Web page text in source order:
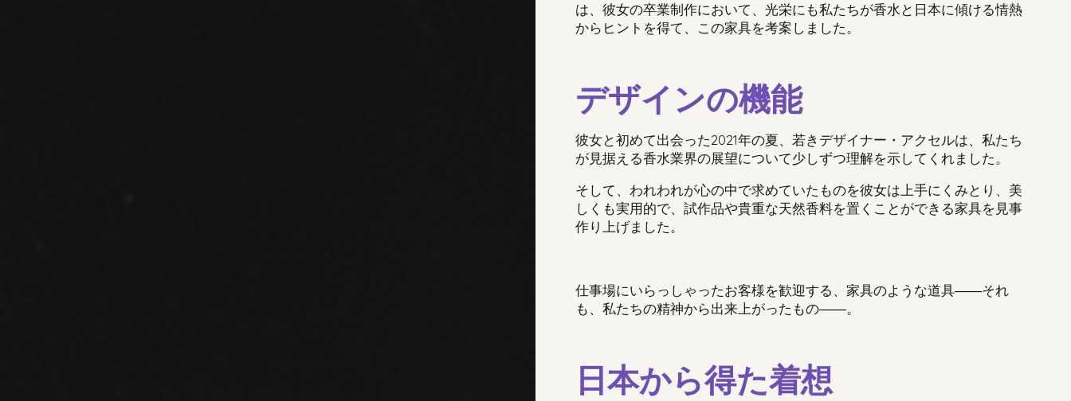
は、彼女の卒業制作において、 光栄にも私たちが香水と日本に傾ける情熱
からヒントを得て、この家具を考案しました。
デザインの機能
彼女と初めて出会った2021年の夏、若きデザイナー ・ アクセルは、私たち
が見据える香水業界の展望について少しずつ理解を示してくれました。
そして、われわれが心の中で求めていたものを彼女は上手にくみとり 、 美
しくも実用的で、 試作品や貴重な天然香料を置くことができる家具を見事
作り上げました。
仕事場にいらっしゃったお客様を歓迎する、家具のような道具――それ
も、私たちの精神から出来上がったもの――。
日本から得た着想